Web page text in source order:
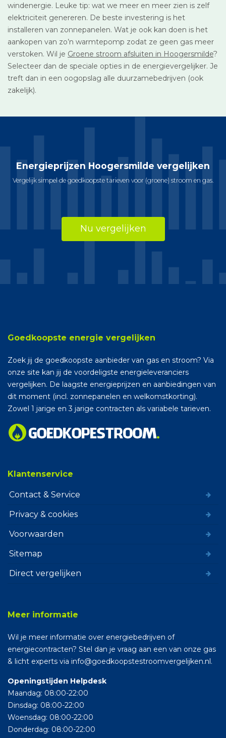
windenergie. Leuke tip: wat we meer en meer zien is zelf
elektriciteit genereren. De beste investering is het
installeren van zonnepanelen. Wat je ook kan doen is het
aankopen van zo’n warmtepomp zodat ze geen gas meer
verstoken. Wil je Groene stroom afsluiten in Hoogersmilde?
Selecteer dan de speciale opties in de energievergelijker. Je
treft dan in een oogopslag alle duurzamebedrijven (ook
zakelijk).
Energieprijzen Hoogersmilde vergelijken
Vergelijk simpel de goedkoopste tarieven voor (groene) stroom en gas.
Nu vergelijken
Goedkoopste energie vergelijken
Zoek jij de goedkoopste aanbieder van gas en stroom? Via
onze site kan jij de voordeligste energieleveranciers
vergelijken. De laagste energieprijzen en aanbiedingen van
dit moment (incl. zonnepanelen en welkomstkorting).
Zowel 1 jarige en 3 jarige contracten als variabele tarieven.
Klantenservice
Contact & Service
Privacy & cookies
Voorwaarden
Sitemap
Direct vergelijken
Meer informatie
Wil je meer informatie over energiebedrijven of
energiecontracten? Stel dan je vraag aan een van onze gas
& licht experts via info@goedkoopstestroomvergelijken.nl.
Openingstijden Helpdesk
Maandag: 08:00-22:00
Dinsdag: 08:00-22:00
Woensdag: 08:00-22:00
Donderdag: 08:00-22:00